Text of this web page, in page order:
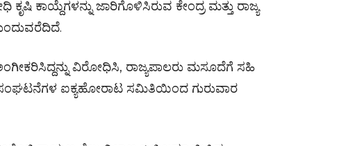
ಕೃಷಿ ಕಾಯ್ದೆಗಳನ್ನು ಜಾರಿಗೊಳಿಸಿರುವ ಕೇಂದ್ರ ಮತ್ತು ರಾಜ್ಯ
ವಿರೋಧಿಸಿ, ರಾಜ್ಯಪಾಲರು ಮಸೂದೆಗೆ ಸಹಿ
ಸಂಘಟನೆಗಳ ಐಕ್ಯಹೋರಾಟ ಸಮಿತಿಯಿಂದ ಗುರುವಾರ